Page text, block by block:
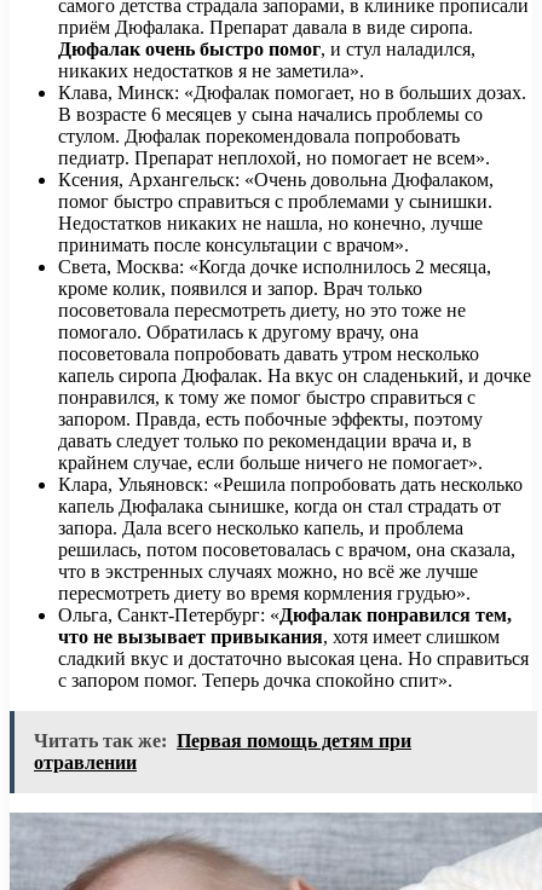
самого детства страдала запорами, в клинике прописали
приём Дюфалака. Препарат давала в виде сиропа.
Дюфалак очень быстро помог, и стул наладился,
никаких недостатков я не заметила».
Клава, Минск: «Дюфалак помогает, но в больших дозах.
В возрасте 6 месяцев у сына начались проблемы со
стулом. Дюфалак порекомендовала попробовать
педиатр. Препарат неплохой, но помогает не всем».
Ксения, Архангельск: «Очень довольна Дюфалаком,
помог быстро справиться с проблемами у сынишки.
Недостатков никаких не нашла, но конечно, лучше
принимать после консультации с врачом».
Света, Москва: «Когда дочке исполнилось 2 месяца,
кроме колик, появился и запор. Врач только
посоветовала пересмотреть диету, но это тоже не
помогало. Обратилась к другому врачу, она
посоветовала попробовать давать утром несколько
капель сиропа Дюфалак. На вкус он сладенький, и дочке
понравился, к тому же помог быстро справиться с
запором. Правда, есть побочные эффекты, поэтому
давать следует только по рекомендации врача и, в
крайнем случае, если больше ничего не помогает».
Клара, Ульяновск: «Решила попробовать дать несколько
капель Дюфалака сынишке, когда он стал страдать от
запора. Дала всего несколько капель, и проблема
решилась, потом посоветовалась с врачом, она сказала,
что в экстренных случаях можно, но всё же лучше
пересмотреть диету во время кормления грудью».
Ольга, Санкт-Петербург: «Дюфалак понравился тем,
что не вызывает привыкания, хотя имеет слишком
сладкий вкус и достаточно высокая цена. Но справиться
с запором помог. Теперь дочка спокойно спит».
Читать так же: Первая помощь детям при
отравлении